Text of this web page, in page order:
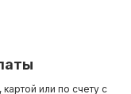
или по счету с